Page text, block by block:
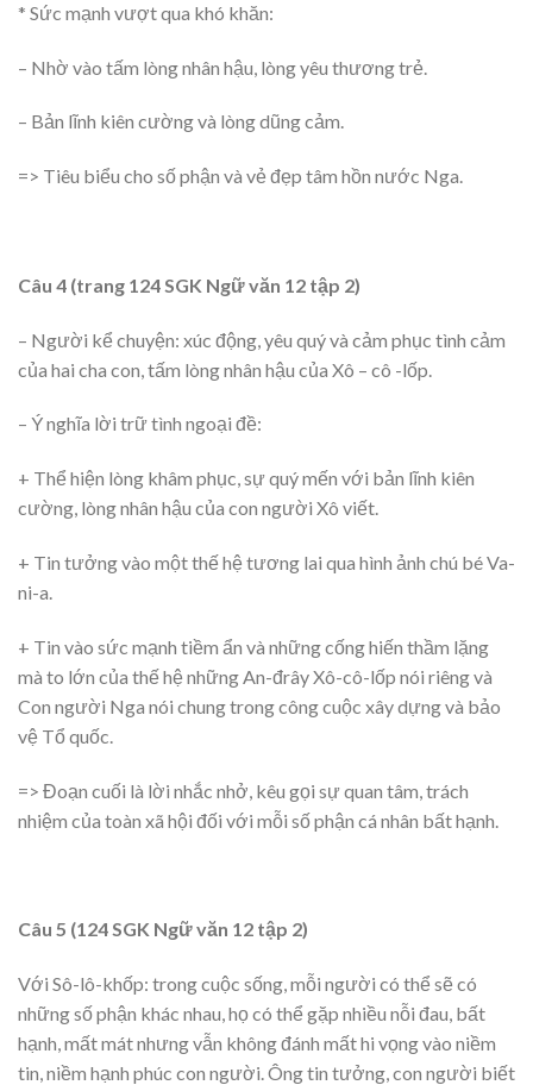
* Sức mạnh vượt qua khó khăn:
– Nhờ vào tấm lòng nhân hậu, lòng yêu thương trẻ.
– Bản lĩnh kiên cường và lòng dũng cảm.
=> Tiêu biểu cho số phận và vẻ đẹp tâm hồn nước Nga.
Câu 4 (trang 124 SGK Ngữ văn 12 tập 2)
– Người kể chuyện: xúc động, yêu quý và cảm phục tình cảm
của hai cha con, tấm lòng nhân hậu của Xô – cô -lốp.
– Ý nghĩa lời trữ tình ngoại đề:
+ Thể hiện lòng khâm phục, sự quý mến với bản lĩnh kiên
cường, lòng nhân hậu của con người Xô viết.
+ Tin tưởng vào một thế hệ tương lai qua hình ảnh chú bé Va-
ni-a.
+ Tin vào sức mạnh tiềm ẩn và những cống hiến thầm lặng
mà to lớn của thế hệ những An-đrây Xô-cô-lốp nói riêng và
Con người Nga nói chung trong công cuộc xây dựng và bảo
vệ Tổ quốc.
=> Đoạn cuối là lời nhắc nhở, kêu gọi sự quan tâm, trách
nhiệm của toàn xã hội đối với mỗi số phận cá nhân bất hạnh.
Câu 5 (124 SGK Ngữ văn 12 tập 2)
Với Sô-lô-khốp: trong cuộc sống, mỗi người có thể sẽ có
những số phận khác nhau, họ có thể gặp nhiều nỗi đau, bất
hạnh, mất mát nhưng vẫn không đánh mất hi vọng vào niềm
tin, niềm hạnh phúc con người. Ông tin tưởng, con người biết